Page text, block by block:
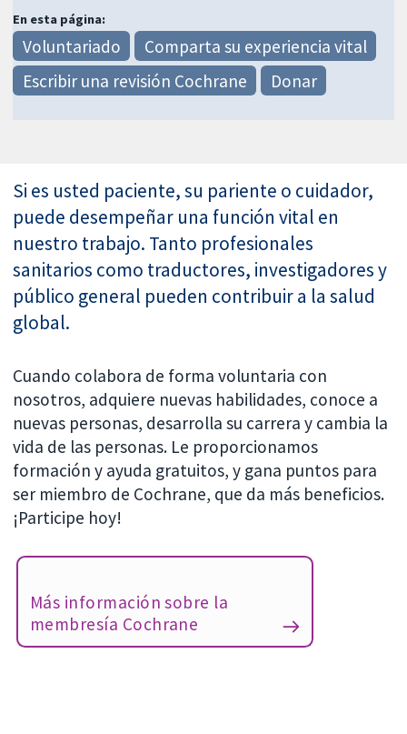
En esta página:
Voluntariado
Comparta su experiencia vital
Escribir una revisión Cochrane
Donar
Si es usted paciente, su pariente o cuidador,
puede desempeñar una función vital en
nuestro trabajo. Tanto profesionales
sanitarios como traductores, investigadores y
público general pueden contribuir a la salud
global.
Cuando colabora de forma voluntaria con
nosotros, adquiere nuevas habilidades, conoce a
nuevas personas, desarrolla su carrera y cambia la
vida de las personas. Le proporcionamos
formación y ayuda gratuitos, y gana puntos para
ser miembro de Cochrane, que da más beneficios.
¡Participe hoy!
Más información sobre la
membresía Cochrane